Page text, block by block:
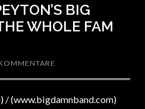
BIG
WHOLE FAM
/ (www.bigdamnband.com)